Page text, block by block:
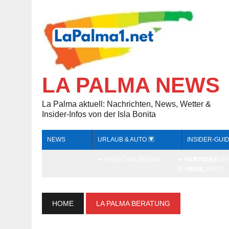
LA PALMA NEWS
La Palma aktuell: Nachrichten, News, Wetter &
Insider-Infos von der Isla Bonita
NEWS URLAUB & AUTO INSIDER-
HOME LA PALMA BERATUNG